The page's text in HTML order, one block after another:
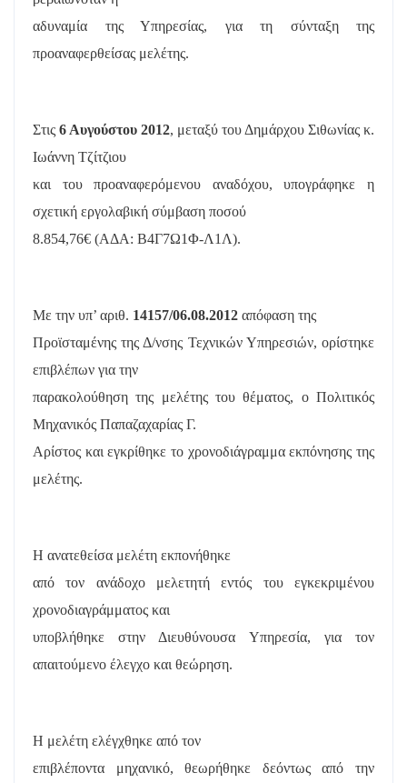
αδυναμία της Υπηρεσίας, για τη σύνταξη της
προαναφερθείσας μελέτης.
Στις 6 Αυγούστου 2012, μεταξύ του Δημάρχου Σιθωνίας κ.
Ιωάννη Τζίτζιου
και του προαναφερόμενου αναδόχου, υπογράφηκε η
σχετική εργολαβική σύμβαση ποσού
8.854,76€ (ΑΔΑ: Β4Γ7Ω1Φ-Λ1Λ).
Με την υπ’ αριθ. 14157/06.08.2012 απόφαση της
Προϊσταμένης της Δ/νσης Τεχνικών Υπηρεσιών, ορίστηκε
επιβλέπων για την
παρακολούθηση της μελέτης του θέματος, ο Πολιτικός
Μηχανικός Παπαζαχαρίας Γ.
Αρίστος και εγκρίθηκε το χρονοδιάγραμμα εκπόνησης της
μελέτης.
Η ανατεθείσα μελέτη εκπονήθηκε
από τον ανάδοχο μελετητή εντός του εγκεκριμένου
χρονοδιαγράμματος και
υποβλήθηκε στην Διευθύνουσα Υπηρεσία, για τον
απαιτούμενο έλεγχο και θεώρηση.
Η μελέτη ελέγχθηκε από τον
επιβλέποντα μηχανικό, θεωρήθηκε δεόντως από την